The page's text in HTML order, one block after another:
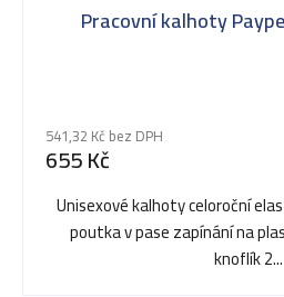
Pracovní kalhoty
541,32 Kč bez DPH
655 Kč
Unisexové kalhoty celoroční
poutka v pase zapínání na
knoflík 2...